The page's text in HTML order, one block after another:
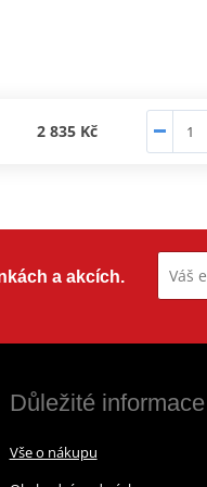
2 835 Kč
a akcích.
Důležité informace
Vše o nákupu